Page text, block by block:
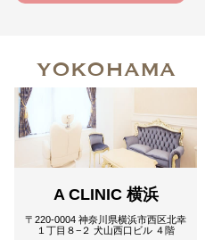
YOKOHAMA
A CLINIC 横浜
〒220-0004 神奈川県横浜市西区北幸
１丁目８−２ 犬山西口ビル ４階